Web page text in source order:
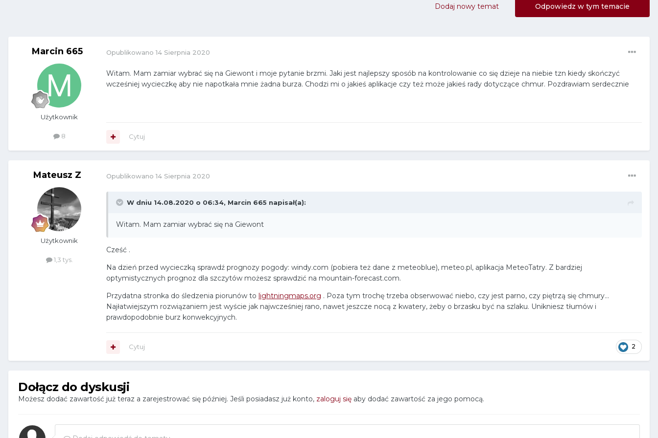
Odpowiedz w tym temacie
Dodaj nowy temat
Marcin 665
Użytkownik
8
Opublikowano14 Sierpnia 2020
Witam. Mam zamiar wybrać się na Giewont i moje pytanie brzmi. Jaki jest najlepszy sposób na kontrolowanie co się dzieje na niebie tzn kiedy skończyć
wcześniej wycieczkę aby nie napotkała mnie żadna burza. Chodzi mi o jakieś aplikacje czy też może jakieś rady dotyczące chmur. Pozdrawiam serdecznie
Cytuj
Mateusz Z
Użytkownik
1,3 tys.
Opublikowano14 Sierpnia 2020
W dniu 14.08.2020 o 06:34, Marcin 665 napisał(a):
Witam. Mam zamiar wybrać się na Giewont
Cześć .
Na dzień przed wycieczką sprawdź prognozy pogody: windy.com (pobiera też dane z meteoblue), meteo.pl, aplikacja MeteoTatry. Z bardziej
optymistycznych prognoz dla szczytów możesz sprawdzić na mountain-forecast.com.
Przydatna stronka do śledzenia piorunów to lightningmaps.org . Poza tym trochę trzeba obserwować niebo, czy jest parno, czy piętrzą się chmury...
Najłatwiejszym rozwiązaniem jest wyście jak najwcześniej rano, nawet jeszcze nocą z kwatery, żeby o brzasku być na szlaku. Unikniesz tłumów i
prawdopodobnie burz konwekcyjnych.
2
Cytuj
Dołącz do dyskusji
Możesz dodać zawartość już teraz a zarejestrować się później. Jeśli posiadasz już konto, zaloguj się aby dodać zawartość za jego pomocą.